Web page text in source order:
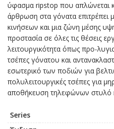
ύφασμα ripstop που απλώνεται
άρθρωση στα γόνατα επιτρέπει
κινήσεων και μια ζώνη μέσης
προστασία σε όλες τις θέσεις
λειτουργικότητα όπως προ-
τσέπες γόνατου και
εσωτερικό των ποδιών για
πολυλειτουργικές τσέπες για
αποθήκευση τηλεφώνων στυλό
Series